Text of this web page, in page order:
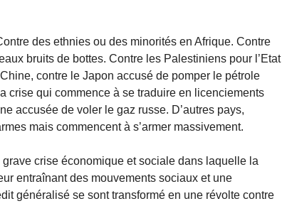
des ethnies ou des minorités en Afrique. Contre
bruits de bottes. Contre les Palestiniens pour l’Etat
contre le Japon accusé de pomper le pétrole
crise qui commence à se traduire en licenciements
accusée de voler le gaz russe. D’autres pays,
mais commencent à s’armer massivement.
crise économique et sociale dans laquelle la
entraînant des mouvements sociaux et une
généralisé se sont transformé en une révolte contre